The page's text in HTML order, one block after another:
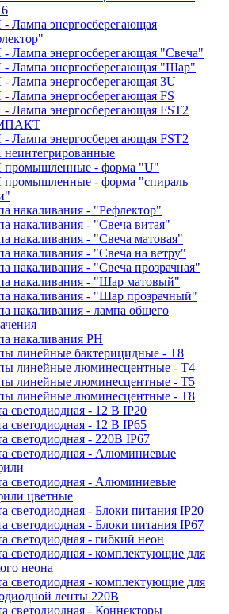
Лампа энергосберегающая
Лампа энергосберегающая "Свеча"
Лампа энергосберегающая "Шар"
Лампа энергосберегающая 3U
Лампа энергосберегающая FS
Лампа энергосберегающая FST2
Лампа энергосберегающая FSТ2
- форма "U"
- форма "спираль
накаливания - "Рефлектор"
накаливания - "Свеча витая"
накаливания - "Свеча матовая"
накаливания - "Свеча на ветру"
накаливания - "Свеча прозрачная"
накаливания - "Шар матовый"
накаливания - "Шар прозрачный"
накаливания - лампа общего
накаливания РН
линейные бактерицидные - Т8
линейные люминесцентные - Т4
линейные люминесцентные - Т5
линейные люминесцентные - Т8
светодиодная - 12 В IP20
светодиодная - 12 В IP65
светодиодная - 220В IP67
светодиодная - Алюминиевые
светодиодная - Алюминиевые
цветные
светодиодная - Блоки питания IP20
светодиодная - Блоки питания IP67
светодиодная - гибкий неон
светодиодная - комплектующие для
неона
светодиодная - комплектующие для
ленты 220В
светодиодная - Коннекторы